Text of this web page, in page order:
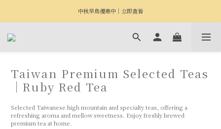
中秋早鳥優惠中｜立即查看
Taiwan Premium Selected Teas
｜Ruby Red Tea
Selected Taiwanese high mountain and specialty teas, offering a
refreshing aroma and mellow sweetness. Enjoy freshly brewed
premium tea at home.